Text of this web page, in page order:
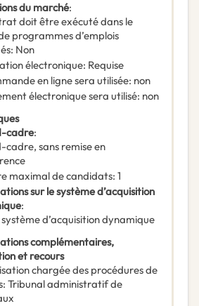
du marché:
doit être exécuté dans le
programmes d’emplois
: Non
électronique: Requise
en ligne sera utilisée: non
électronique sera utilisé: non
cadre:
cadre, sans remise en
maximal de candidats: 1
sur le système d’acquisition
:
système d’acquisition dynamique
complémentaires,
et recours
chargée des procédures de
: Tribunal administratif de